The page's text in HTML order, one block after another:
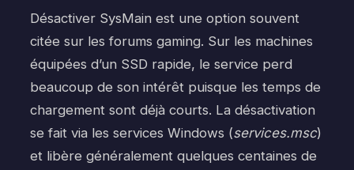
Désactiver SysMain est une option souvent
citée sur les forums gaming. Sur les machines
équipées d’un SSD rapide, le service perd
beaucoup de son intérêt puisque les temps de
chargement sont déjà courts. La désactivation
se fait via les services Windows (services.msc)
et libère généralement quelques centaines de